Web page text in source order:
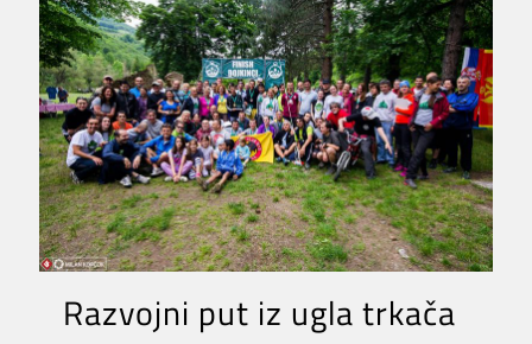
Razvojni put iz ugla trkača